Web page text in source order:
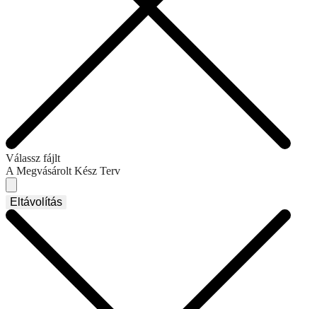
Válassz fájlt
A Megvásárolt Kész Terv
Eltávolítás